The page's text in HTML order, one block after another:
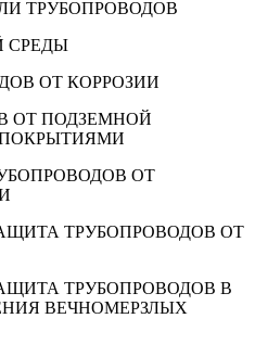
ТРУБОПРОВОДОВ
СРЕДЫ
ОТ КОРРОЗИИ
ОТ ПОДЗЕМНОЙ
ОТ
ТРУБОПРОВОДОВ ОТ
ТРУБОПРОВОДОВ В
ВЕЧНОМЕРЗЛЫХ